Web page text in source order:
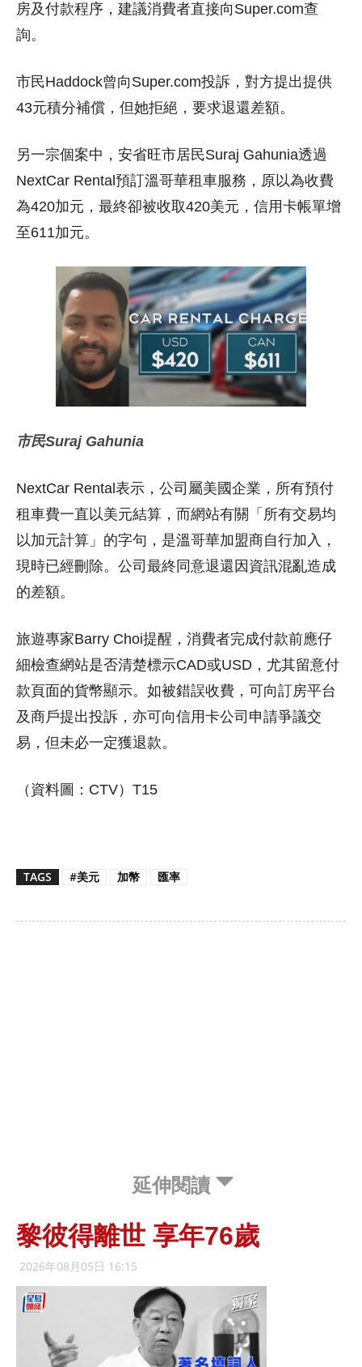
房及付款程序，建議消費者直接向Super.com查
詢。
市民Haddock曾向Super.com投訴，對方提出提供
43元積分補償，但她拒絕，要求退還差額。
另一宗個案中，安省旺市居民Suraj Gahunia透過
NextCar Rental預訂溫哥華租車服務，原以為收費
為420加元，最終卻被收取420美元，信用卡帳單增
至611加元。
市民Suraj Gahunia
NextCar Rental表示，公司屬美國企業，所有預付
租車費一直以美元結算，而網站有關「所有交易均
以加元計算」的字句，是溫哥華加盟商自行加入，
現時已經刪除。公司最終同意退還因資訊混亂造成
的差額。
旅遊專家Barry Choi提醒，消費者完成付款前應仔
細檢查網站是否清楚標示CAD或USD，尤其留意付
款頁面的貨幣顯示。如被錯誤收費，可向訂房平台
及商戶提出投訴，亦可向信用卡公司申請爭議交
易，但未必一定獲退款。
（資料圖：CTV）T15
TAGS #美元 加幣 匯率
延伸閱讀
黎彼得離世 享年76歲
2026年08月05日 16:15